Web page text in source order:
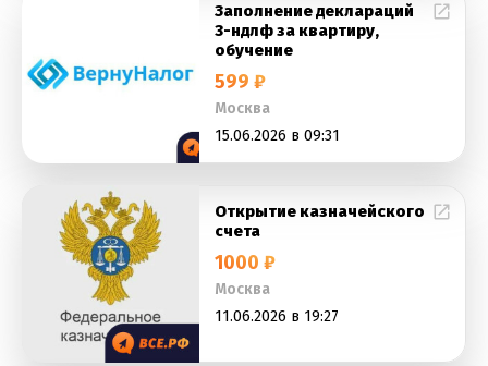
Заполнение деклараций
3-ндлф за квартиру,
обучение
599 ₽
Москва
15.06.2026 в 09:31
Открытие казначейского
счета
1000 ₽
Москва
11.06.2026 в 19:27